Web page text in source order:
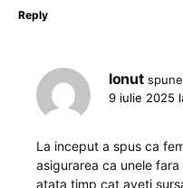
Reply
Ionut
9 iulie 2025
La inceput a spus ca
asigurarea ca unele
atata timp cat aveti